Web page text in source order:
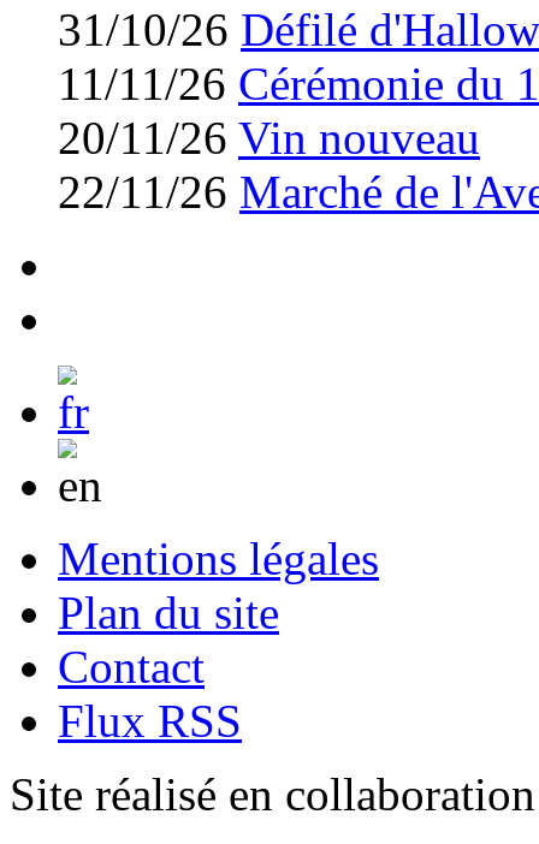
31/10/26 Défilé
11/11/26 Cérémonie du
20/11/26 Vin nouveau
22/11/26 Marché de
Mentions légales
Plan du site
Contact
Flux RSS
Site réalisé en